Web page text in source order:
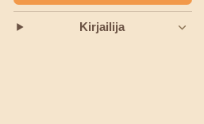
Kirjailija